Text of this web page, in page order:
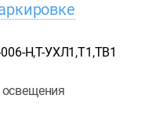
Н,Т-УХЛ1,Т1,ТВ1